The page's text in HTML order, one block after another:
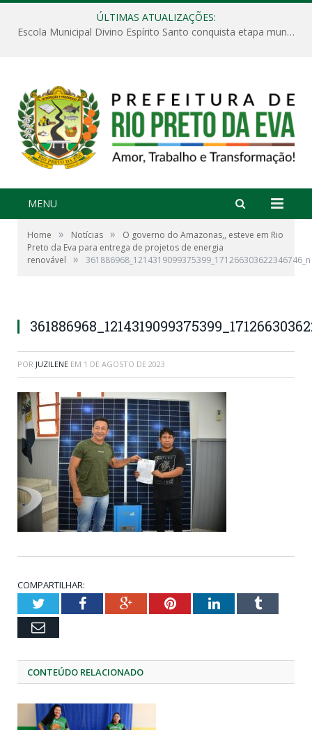
ÚLTIMAS ATUALIZAÇÕES:
Escola Municipal Divino Espírito Santo conquista etapa municipal da V Feira Amazonense de Matemática
MENU
Home » Notícias »
O governo do Amazonas,, esteve em Rio
Preto da Eva para entrega de projetos de energia
renovável
» 361886968_1214319099375399_171266303622346746_n
POR JUZILENE EM 1 DE AGOSTO DE 2023
COMPARTILHAR:
TwitterFacebookGoogle+PinterestLinkedInTumblr
Email
CONTEÚDO RELACIONADO